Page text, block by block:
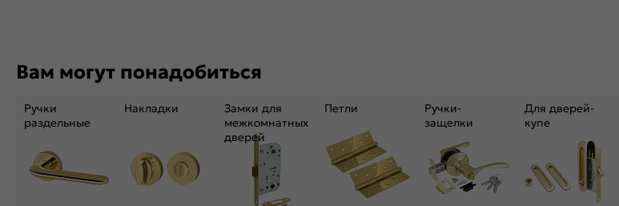
Вам могут понадобиться
Ручки
раздельные
Накладки
Замки для
межкомнатных
дверей
Петли
Ручки-
защелки
Для дверей-
купе